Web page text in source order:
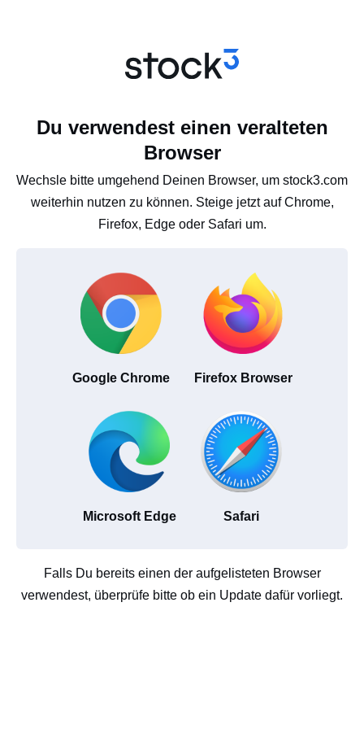
Du verwendest einen veralteten
Browser
Wechsle bitte umgehend Deinen Browser, um stock3.com
weiterhin nutzen zu können. Steige jetzt auf Chrome,
Firefox, Edge oder Safari um.
Google Chrome Firefox Browser
Microsoft Edge Safari
Falls Du bereits einen der aufgelisteten Browser
verwendest, überprüfe bitte ob ein Update dafür vorliegt.